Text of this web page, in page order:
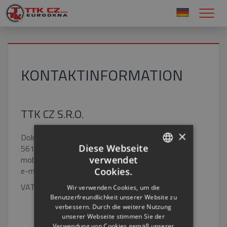
KONTAKTINFORMATION
TTK CZ S.R.O.
Dolní Čermná 10
561 53 Dolní Čermná
mobil: +420
777 768 339
e-mail:
ttkcz@ttkcz.eu
VAT: CZ25928180
RUSSIAN
GERMAN
×
Diese Webseite
verwendet
Cookies.
Wir verwenden Cookies, um die
Benutzerfreundlichkeit unserer Website zu
verbessern. Durch die weitere Nutzung
unserer Webseite stimmen Sie der